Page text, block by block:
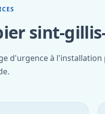
sint-
d'urgence à